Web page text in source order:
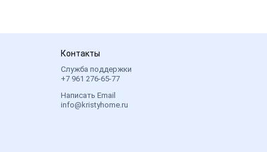
Контакты
Служба поддержки
+7 961 276-65-77
Написать Email
info@kristyhome.ru